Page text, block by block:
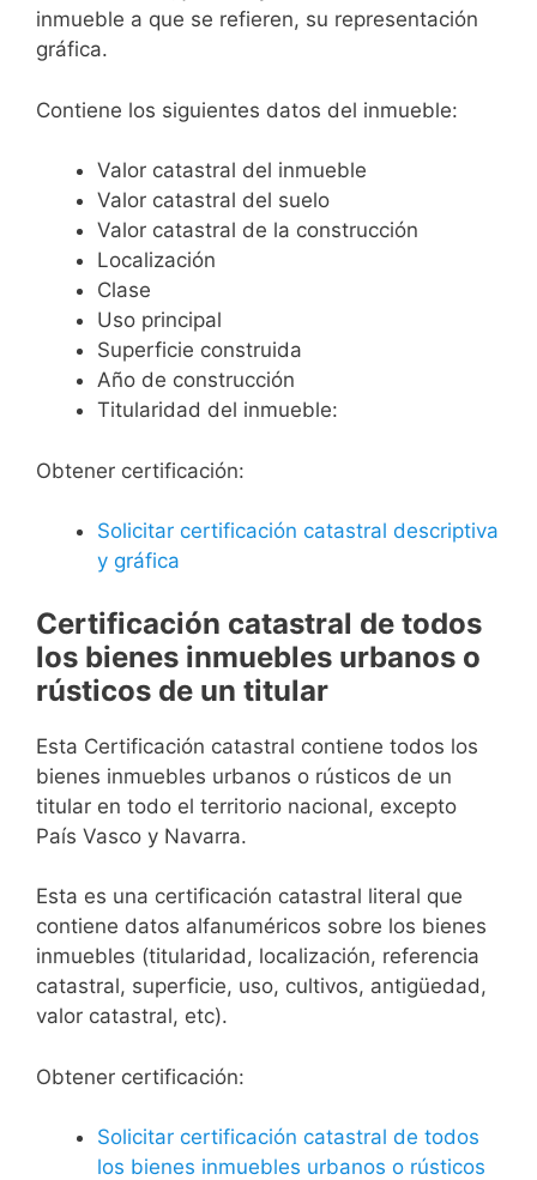
inmueble a que se refieren, su representación
gráfica.
Contiene los siguientes datos del inmueble:
Valor catastral del inmueble
Valor catastral del suelo
Valor catastral de la construcción
Localización
Clase
Uso principal
Superficie construida
Año de construcción
Titularidad del inmueble:
Obtener certificación:
Solicitar certificación catastral descriptiva
y gráfica
Certificación catastral de todos
los bienes inmuebles urbanos o
rústicos de un titular
Esta Certificación catastral contiene todos los
bienes inmuebles urbanos o rústicos de un
titular en todo el territorio nacional, excepto
País Vasco y Navarra.
Esta es una certificación catastral literal que
contiene datos alfanuméricos sobre los bienes
inmuebles (titularidad, localización, referencia
catastral, superficie, uso, cultivos, antigüedad,
valor catastral, etc).
Obtener certificación:
Solicitar certificación catastral de todos
los bienes inmuebles urbanos o rústicos